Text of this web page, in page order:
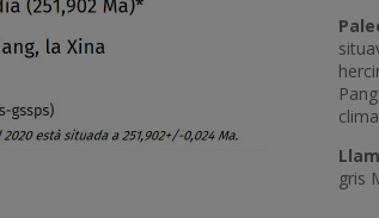
gris